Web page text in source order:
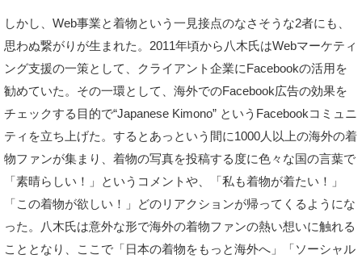
しかし、Web事業と着物という一見接点のなさそうな2者にも、
思わぬ繋がりが生まれた。2011年頃から八木氏はWebマーケティ
ング支援の一策として、クライアント企業にFacebookの活用を
勧めていた。その一環として、海外でのFacebook広告の効果を
チェックする目的で“Japanese Kimono” というFacebookコミュニ
ティを立ち上げた。するとあっという間に1000人以上の海外の着
物ファンが集まり、着物の写真を投稿する度に色々な国の言葉で
「素晴らしい！」というコメントや、「私も着物が着たい！」
「この着物が欲しい！」どのリアクションが帰ってくるようにな
った。八木氏は意外な形で海外の着物ファンの熱い想いに触れる
こととなり、ここで「日本の着物をもっと海外へ」「ソーシャル